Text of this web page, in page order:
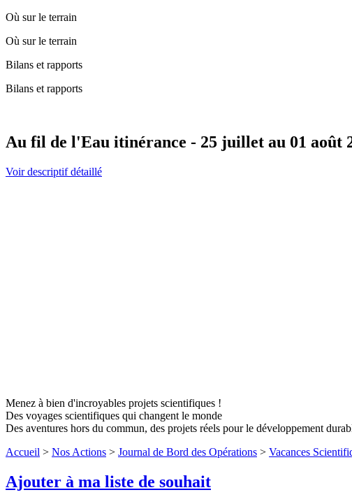
Où sur le terrain
Où sur le terrain
Bilans et rapports
Bilans et rapports
Au fil de l'Eau itinérance - 25 juillet au 01 août
Voir descriptif détaillé
Menez à bien d'incroyables projets scientifiques !
Des voyages scientifiques qui changent le monde
Des aventures hors du commun, des projets réels pour le développement
Accueil > Nos Actions > Journal de Bord des Opérations > Vacances
Ajouter à ma liste de souhait